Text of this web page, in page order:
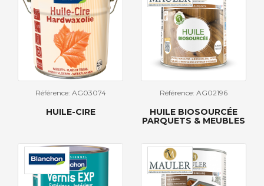
Référence: AG03074
HUILE-CIRE
Référence: AG02196
HUILE BIOSOURCÉE
PARQUETS & MEUBLES